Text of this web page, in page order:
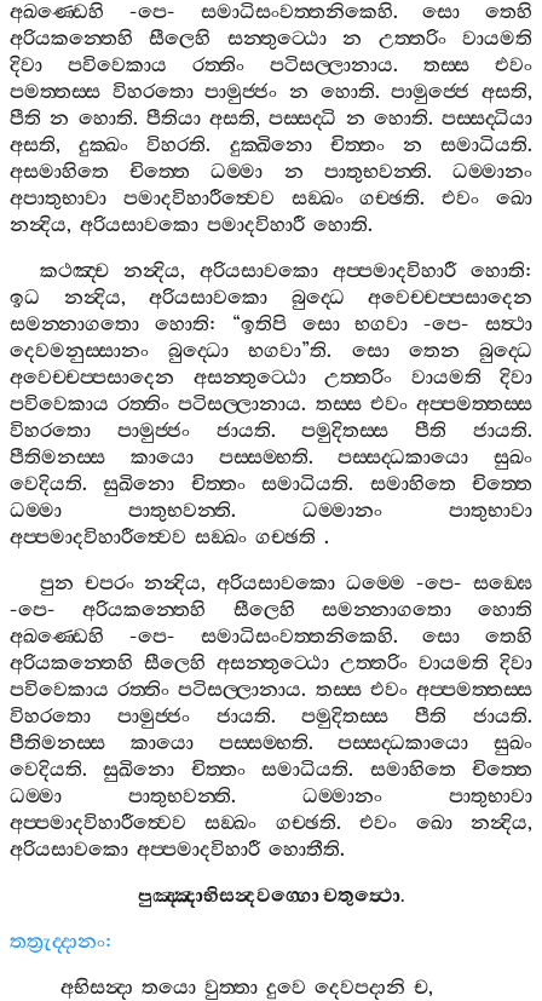
අඛණ‍්ඩෙහි -පෙ- සමාධිසංවත‍්තනිකෙහි.සො
තෙහි
අරියකන‍්තෙහි
සීලෙහි සන‍්තුට‍්ඨො න උත‍්තරිං
වායමති
දිවා
පවිවෙකාය රත‍්තිං පටිසල‍්ලානාය. තස‍්ස
එවං
පමත‍්තස‍්ස විහරතො පාමුජ‍්ජං න හොති.පාමුජ‍්ජෙ අසති,
පීති න හොති. පීතියා අසති,පස‍්සද‍්ධි න හොති. පස‍්සද‍්ධියා
අසති,දුක‍්ඛං විහරති. දුක‍්ඛිනො චිත‍්තං න සමාධියති.
අසමාහිතෙ
චිත‍්තෙ ධම‍්මා න පාතුභවන‍්ති.ධම‍්මානං
අපාතුභාවා
පමාදවිහාරීත්‍වෙව සඞ‍්ඛං ගච‍්ඡති.එවං
ඛො
නන්‍දිය, අරියසාවකො පමාදවිහාරී හොති.
කථඤ‍්ච
නන්‍දිය, අරියසාවකො අප‍්පමාදවිහාරී හොති:
ඉධ
නන්‍දිය, අරියසාවකො බුද‍්ධෙ
අවෙච‍්චප‍්පසාදෙන
සමන‍්නාගතො
හොති: “ඉතිපි සො භගවා -පෙ-සත්‍ථා
දෙවමනුස‍්සානං
බුද‍්ධො භගවා”ති. සො තෙන
බුද‍්ධෙ
අවෙච‍්චප‍්පසාදෙන
අසන‍්තුට‍්ඨො උත‍්තරිං වායමති
දිවා
පවිවෙකාය රත‍්තිං පටිසල‍්ලානාය. තස‍්ස එවං අප‍්පමත‍්තස‍්ස
විහරතො
පාමුජ‍්ජං ජායති.පමුදිතස‍්ස පීති ජායති.
පීතිමනස‍්ස
කායො පස‍්සම‍්භති.පස‍්සද‍්ධකායො
සුඛං
වෙදියති.සුඛිනො චිත‍්තං සමාධියති. සමාහිතෙ
චිත‍්තෙ
ධම‍්මා
පාතුභවන‍්ති. ධම‍්මානං
පාතුභාවා
අප‍්පමාදවිහාරීත්‍වෙව සඞ‍්ඛං ගච‍්ඡති .
පුන චපරං නන්‍දිය,අරියසාවකො ධම‍්මෙ -පෙ-සඞ‍්ඝෙ
-පෙ-අරියකන‍්තෙහි සීලෙහි සමන‍්නාගතො
හොති
අඛණ‍්ඩෙහි -පෙ- සමාධිසංවත‍්තනිකෙහි.සො
තෙහි
අරියකන‍්තෙහි සීලෙහි අසන‍්තුට‍්ඨො උත‍්තරිං වායමති දිවා
පවිවෙකාය රත‍්තිං පටිසල‍්ලානාය. තස‍්ස එවං අප‍්පමත‍්තස‍්ස
විහරතො
පාමුජ‍්ජං ජායති.පමුදිතස‍්ස පීති ජායති.
පීතිමනස‍්ස
කායො පස‍්සම‍්භති.පස‍්සද‍්ධකායො
සුඛං
වෙදියති.සුඛිනො චිත‍්තං සමාධියති. සමාහිතෙ
චිත‍්තෙ
ධම‍්මා
පාතුභවන‍්ති. ධම‍්මානං
පාතුභාවා
අප‍්පමාදවිහාරීත්‍වෙව
සඞ‍්ඛං ගච‍්ඡති.එවං ඛො නන්‍දිය,
අරියසාවකො අප‍්පමාදවිහාරී හොතීති.
පුඤ‍්ඤාභිසන්‍දවග‍්ගොචතුත්‍ථො.
තත්‍රුද‍්දානං:
අභිසන්‍දා තයො වුත‍්තා දුවෙ දෙවපදානි ච,